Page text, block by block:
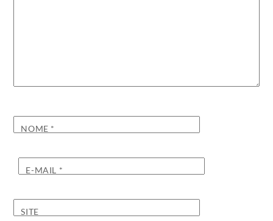
NOME *
E-MAIL *
SITE